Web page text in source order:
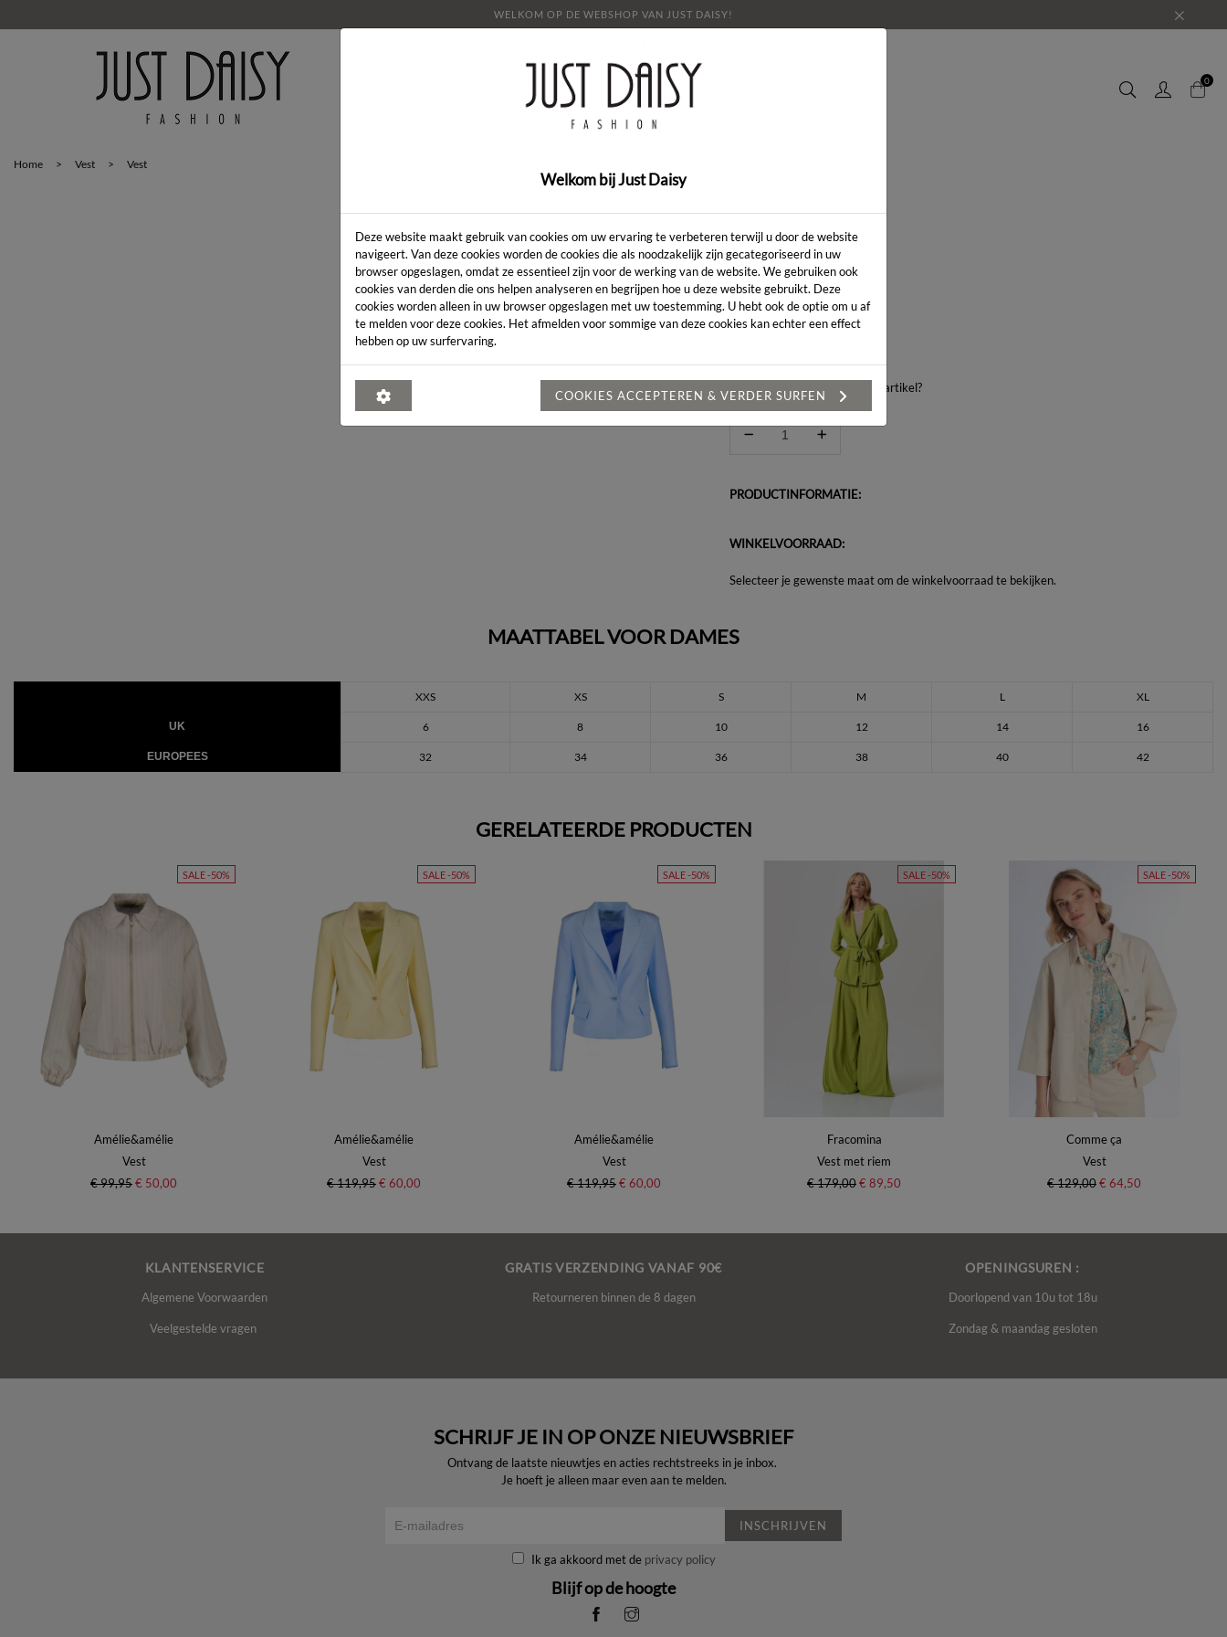
WELKOM OP DE WEBSHOP VAN JUST DAISY!
SALE OVER ONS LOOKBOOK
CONTACT
0
Home > Vest > Vest
LENGTE: *
KLEUR:
Heeft u een vraag over dit artikel?
PRODUCTINFORMATIE:
WINKELVOORRAAD:
Selecteer je gewenste maat om de winkelvoorraad te bekijken.
MAATTABEL VOOR DAMES
XXS XS S M L XL
UK 6 8 10 12 14 16
EUROPEES 32 34 36 38 40 42
GERELATEERDE PRODUCTEN
SALE -50%
Amélie&amélie
Vest
€ 99,95€ 50,00
SALE -50%
Amélie&amélie
Vest
€ 119,95€ 60,00
SALE -50%
Amélie&amélie
Vest
€ 119,95€ 60,00
SALE -50%
Fracomina
Vest met riem
€ 179,00€ 89,50
SALE -50%
Comme ça
Vest
€ 129,00€ 64,50
KLANTENSERVICE
Algemene Voorwaarden
Veelgestelde vragen
GRATIS VERZENDING VANAF 90€
Retourneren binnen de 8 dagen
OPENINGSUREN :
Doorlopend van 10u tot 18u
Zondag & maandag gesloten
Welkom bij Just Daisy
Deze website maakt gebruik van cookies om uw ervaring te verbeteren terwijl u door de website
navigeert. Van deze cookies worden de cookies die als noodzakelijk zijn gecategoriseerd in uw
browser opgeslagen, omdat ze essentieel zijn voor de werking van de website. We gebruiken ook
cookies van derden die ons helpen analyseren en begrijpen hoe u deze website gebruikt. Deze
cookies worden alleen in uw browser opgeslagen met uw toestemming. U hebt ook de optie om u af
te melden voor deze cookies. Het afmelden voor sommige van deze cookies kan echter een effect
hebben op uw surfervaring.
COOKIES ACCEPTEREN & VERDER SURFEN
SCHRIJF JE IN OP ONZE NIEUWSBRIEF
Ontvang de laatste nieuwtjes en acties rechtstreeks in je inbox.
Je hoeft je alleen maar even aan te melden.
INSCHRIJVEN
Ik ga akkoord met de privacy policy
Blijf op de hoogte